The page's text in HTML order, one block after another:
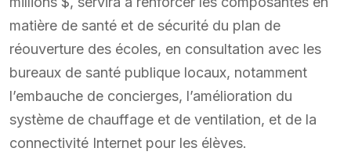
matière de santé et de sécurité du plan de
réouverture des écoles, en consultation avec les
bureaux de santé publique locaux, notamment
l’embauche de concierges, l’amélioration du
système de chauffage et de ventilation, et de la
connectivité Internet pour les élèves.